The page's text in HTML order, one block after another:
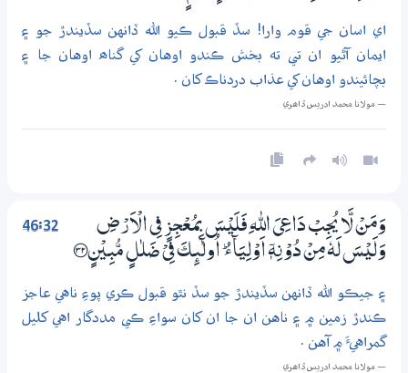
اي اسان جي قوم وارا! سڏ قبول ڪيو الله ڏانهن سڏيندڙ جو ۽
ايمان آڻيو ان تي ته بخش ڪندو اوهان کي گناھ اوهان جا ۽
بچائيندو اوهان کي عذاب دردناڪ کان .
— مولانا محمد ادريس ڏاھري
46:32
وَمَنْ لَّا يُجِبْ دَاعِيَ اللّٰهِ فَلَيْسَ بِمُعْجِزٍ فِي الْاَرْضِ
وَلَيْسَ لَهٗ مِنْ دُوْنِهٖٓ اَوْلِيَاۗءُ ۭ اُولٰۗىِٕكَ فِيْ ضَلٰـلٍ مُّبِيْنٍ ؀32
۽ جيڪو الله ڏانهن سڏيندڙ جو سڏ نٿو قبول ڪري پوءِ ناهي عاجز
ڪندڙ زمين ۾ ۽ ناهن ان جا ان کان سواءِ ڪي مددگار اهي کليل
گمراهيءَ ۾ آهن .
— مولانا محمد ادريس ڏاھري